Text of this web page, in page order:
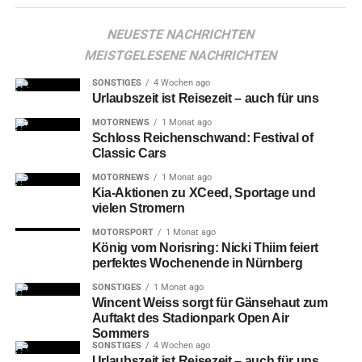
Dergebürtige Münchner – vom Philipp-Lahm-Klub FT
Gern über die U17 von Drittligist TSV 1860 zur U19 von
Bundesliga-Klub TSG 1899 Hoffenheim gewechselt + seit
Juli 2024 an Zweitligist Fürth ausgeliehen – agierte
bereits beim 4:0-Auswärtssieg im mit 13 105
Besucher*innen (bei großer Fan-Unterstützung fürs
„Kleeblatt“) fast ausverkauften Jahn-Stadion bei
Aufsteiger und Zweitliga-Rückkehrer SSV Jahn
überzeugend. Nachdem Marco Meyerhöfer (4.
Spielminute), Noel Futkeu (49.), Branimir Hrgota (77.) und
NEUESTE NACHRICHTEN
MEISTGELESENE NACHRICHTEN
SONSTIGES 4 Wochen ago
Urlaubszeit ist Reisezeit – auch für uns
MOTORNEWS 1 Monat ago
Schloss Reichenschwand: Festival of
Classic Cars
MOTORNEWS 1 Monat ago
Kia-Aktionen zu XCeed, Sportage und
vielen Stromern
MOTORSPORT 1 Monat ago
König vom Norisring: Nicki Thiim feiert
perfektes Wochenende in Nürnberg
SONSTIGES 1 Monat ago
Wincent Weiss sorgt für Gänsehaut zum
Auftakt des Stadionpark Open Air
Sommers
SONSTIGES 4 Wochen ago